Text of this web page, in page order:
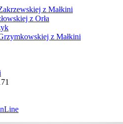
z Małkini
z Orła
z Małkini